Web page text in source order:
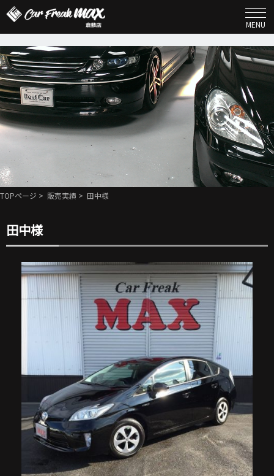
MENU
TOPページ > 販売実績 > 田中様
田中様